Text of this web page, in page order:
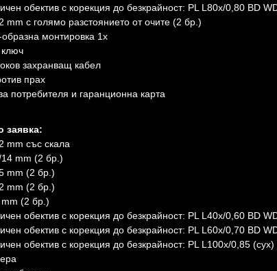
обектив с корекция до безкрайност: PL L80x/0,80 BD
mm с голямо разстоянието от очите (2 бр.)
монтировка 1x
захранващ кабел
прах
потребителя и гаранционна карта
заявка:
mm със скала
mm (2 бр.)
mm (2 бр.)
mm (2 бр.)
(2 бр.)
обектив с корекция до безкрайност: PL L40x/0,60 BD
обектив с корекция до безкрайност: PL L60x/0,70 BD
обектив с корекция до безкрайност: PL L100х/0,85